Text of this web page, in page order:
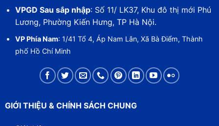
VPGD Sau sắp nhập: Số 11/ LK37, Khu đô thị mới Phú
Lương, Phường Kiến Hưng, TP Hà Nội.
VP Phía Nam: 1/41 Tổ 4, Áp Nam Lân, Xã Bà Điểm, Thành
phố Hồ Chí Minh
GIỚI THIỆU & CHÍNH SÁCH CHUNG